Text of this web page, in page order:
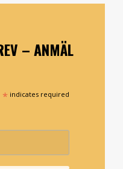
– ANMÄL
* indicates required